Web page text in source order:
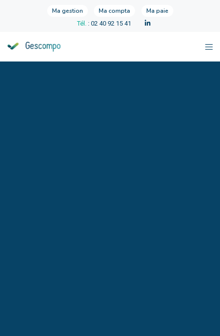
Ma gestion Ma compta Ma paie
Tél. : 02 40 92 15 41